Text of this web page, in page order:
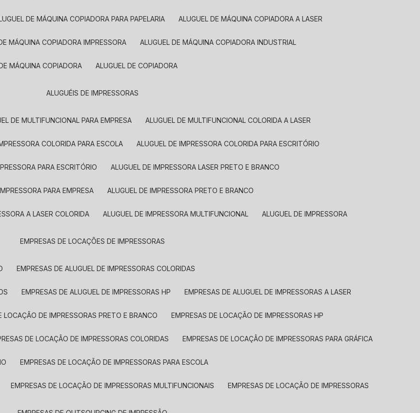
DE MÁQUINA COPIADORA PARA PAPELARIA ALUGUEL DE MÁQUINA COPIADORA A LASER
DE MÁQUINA COPIADORA IMPRESSORA ALUGUEL DE MÁQUINA COPIADORA INDUSTRIAL
DE MÁQUINA COPIADORA ALUGUEL DE COPIADORA
ALUGUÉIS DE IMPRESSORAS
DE MULTIFUNCIONAL PARA EMPRESA ALUGUEL DE MULTIFUNCIONAL COLORIDA A LASER
COLORIDA PARA ESCOLA ALUGUEL DE IMPRESSORA COLORIDA PARA ESCRITÓRIO
PARA ESCRITÓRIO ALUGUEL DE IMPRESSORA LASER PRETO E BRANCO
PARA EMPRESA ALUGUEL DE IMPRESSORA PRETO E BRANCO
A LASER COLORIDA ALUGUEL DE IMPRESSORA MULTIFUNCIONAL ALUGUEL DE IMPRESSORA
EMPRESAS DE LOCAÇÕES DE IMPRESSORAS
EMPRESAS DE ALUGUEL DE IMPRESSORAS COLORIDAS
EMPRESAS DE ALUGUEL DE IMPRESSORAS HP EMPRESAS DE ALUGUEL DE IMPRESSORAS A LASER
LOCAÇÃO DE IMPRESSORAS PRETO E BRANCO EMPRESAS DE LOCAÇÃO DE IMPRESSORAS HP
DE LOCAÇÃO DE IMPRESSORAS COLORIDAS EMPRESAS DE LOCAÇÃO DE IMPRESSORAS PARA GRÁFICA
EMPRESAS DE LOCAÇÃO DE IMPRESSORAS PARA ESCOLA
EMPRESAS DE LOCAÇÃO DE IMPRESSORAS MULTIFUNCIONAIS EMPRESAS DE LOCAÇÃO DE IMPRESSORAS